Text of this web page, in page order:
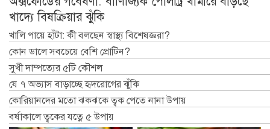
খাদ্যে বিষক্রিয়ার ঝুঁকি
খালি পায়ে হাঁটা: কী বলছেন স্বাস্থ্য বিশেষজ্ঞরা?
কোন ডালে সবচেয়ে বেশি প্রোটিন?
সুখী দাম্পত্যের ৫টি কৌশল
যে ৭ অভ্যাস বাড়াচ্ছে হৃদরোগের ঝুঁকি
কোরিয়ানদের মতো ঝকঝকে ত্বক পেতে নানা উপায়
বর্ষাকালে ত্বকের যত্নে ৫ উপায়